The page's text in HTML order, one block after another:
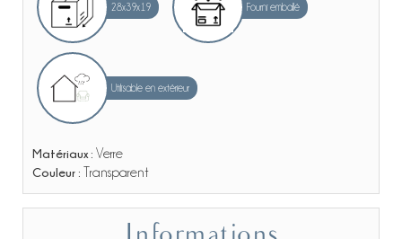
28x39x19 Fourni emballé
Utilisable en extérieur
Matériaux : Verre
Couleur : Transparent